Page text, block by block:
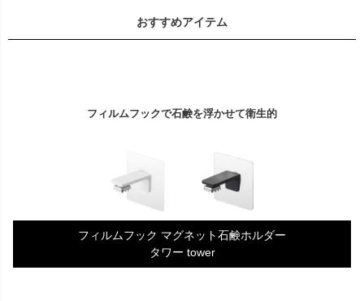
おすすめアイテム
フィルムフックで石鹸を浮かせて衛生的
フィルムフック マグネット石鹸ホルダー
タワー tower